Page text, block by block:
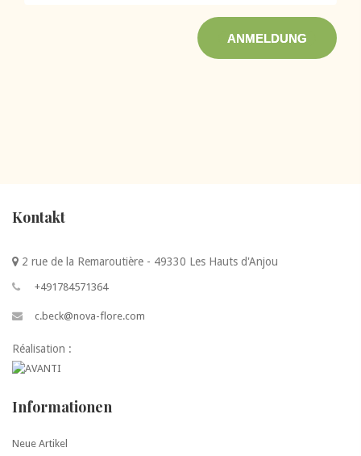
ANMELDUNG
Kontakt
2 rue de la Remaroutière - 49330 Les Hauts d'Anjou
+491784571364
c.beck@nova-flore.com
Réalisation :
Informationen
Neue Artikel